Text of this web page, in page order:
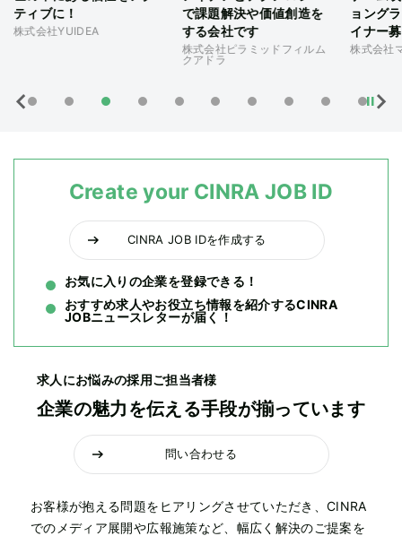
ティブに！
株式会社YUIDEA
で課題解決や価値創造を
する会社です
株式会社ピラミッドフィルム
クアドラ
ョング
イナー
株式会社
Create your CINRA JOB ID
CINRA JOB IDを作成する
お気に入りの企業を登録できる！
おすすめ求人やお役立ち情報を紹介するCINRA
JOBニュースレターが届く！
求人にお悩みの採用ご担当者様
企業の魅力を伝える手段が揃っています
問い合わせる
お客様が抱える問題をヒアリングさせていただき、CINRA
でのメディア展開や広報施策など、幅広く解決のご提案を